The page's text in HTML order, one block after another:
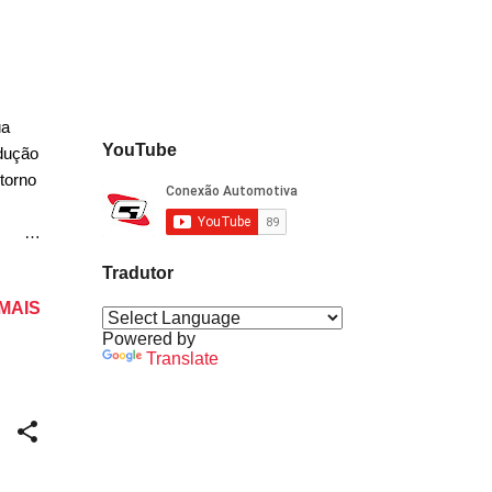
YouTube
Tradutor
Powered by
Translate